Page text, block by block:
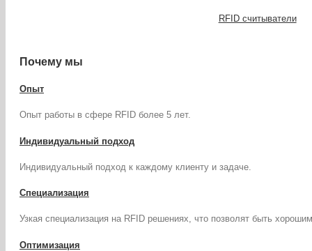
RFID считыватели
Почему мы
Опыт
Опыт работы в сфере RFID более 5 лет.
Индивидуальный подход
Индивидуальный подход к каждому клиенту и задаче.
Специализация
Узкая специализация на RFID решениях, что позволят быть
Оптимизация